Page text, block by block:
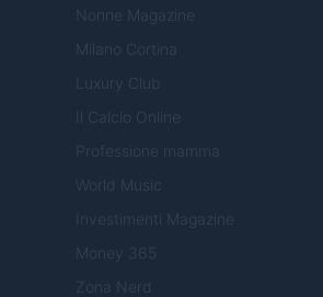
Nonne Magazine
Milano Cortina
Luxury Club
Il Calcio Online
Professione mamma
World Music
Investimenti Magazine
Money 365
Zona Nerd